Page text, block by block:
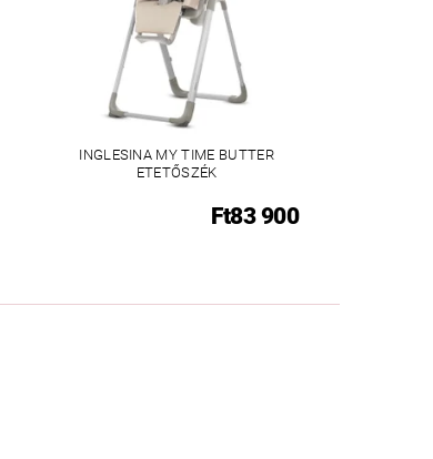
INGLESINA MY TIME BUTTER
ETETŐSZÉK
Ft83 900